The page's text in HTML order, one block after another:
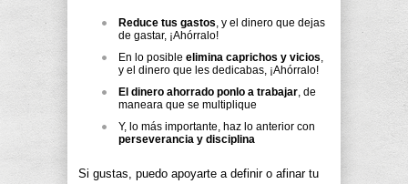
Reduce tus gastos, y el dinero que dejas
de gastar, ¡Ahórralo!
En lo posible elimina caprichos y vicios,
y el dinero que les dedicabas, ¡Ahórralo!
El dinero ahorrado ponlo a trabajar, de
maneara que se multiplique
Y, lo más importante, haz lo anterior con
perseverancia y disciplina
Si gustas, puedo apoyarte a definir o afinar tu